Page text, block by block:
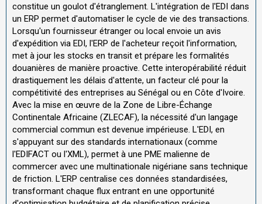
constitue un goulot d'étranglement. L'intégration de l'EDI dans
un ERP permet d'automatiser le cycle de vie des transactions.
Lorsqu'un fournisseur étranger ou local envoie un avis
d'expédition via EDI, l'ERP de l'acheteur reçoit l'information,
met à jour les stocks en transit et prépare les formalités
douanières de manière proactive. Cette interopérabilité réduit
drastiquement les délais d'attente, un facteur clé pour la
compétitivité des entreprises au Sénégal ou en Côte d'Ivoire.
Avec la mise en œuvre de la Zone de Libre-Échange
Continentale Africaine (ZLECAF), la nécessité d'un langage
commercial commun est devenue impérieuse. L'EDI, en
s'appuyant sur des standards internationaux (comme
l'EDIFACT ou l'XML), permet à une PME malienne de
commercer avec une multinationale nigériane sans technique
de friction. L'ERP centralise ces données standardisées,
transformant chaque flux entrant en une opportunité